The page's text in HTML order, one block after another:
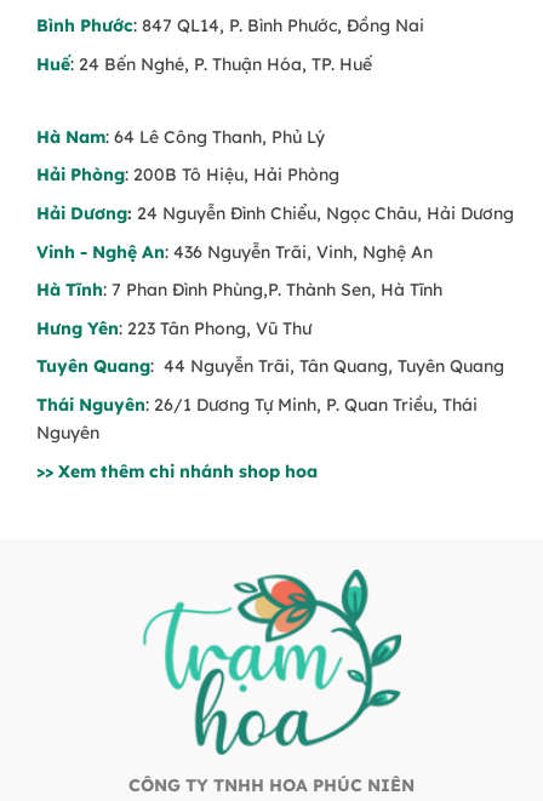
Bình Phước: 847 QL14, P. Bình Phước, Đồng Nai
Huế: 24 Bến Nghé, P. Thuận Hóa, TP. Huế
Hà Nam: 64 Lê Công Thanh, Phủ Lý
Hải Phòng: 200B Tô Hiệu, Hải Phòng
Hải Dương: 24 Nguyễn Đình Chiểu, Ngọc Châu, Hải Dương
Vinh - Nghệ An: 436 Nguyễn Trãi, Vinh, Nghệ An
Hà Tĩnh: 7 Phan Đình Phùng,P. Thành Sen, Hà Tĩnh
Hưng Yên: 223 Tân Phong, Vũ Thư
Tuyên Quang: 44 Nguyễn Trãi, Tân Quang, Tuyên Quang
Thái Nguyên: 26/1 Dương Tự Minh, P. Quan Triều, Thái
Nguyên
>> Xem thêm chi nhánh shop hoa
CÔNG TY TNHH HOA PHÚC NIÊN